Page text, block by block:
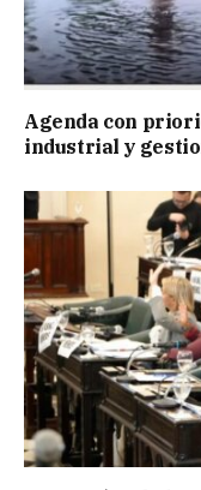
Agenda con
industrial y